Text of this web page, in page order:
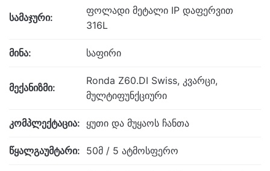
სამაჯური:
ფოლადი მეტალი IP დაფერვით
316L
მინა: საფირი
მექანიზმი:
Ronda Z60.DI Swiss, კვარცი,
მულტიფუნქციური
კომპლექტაცია: ყუთი და მუყაოს ჩანთა
წყალგაუმტარი: 50მ / 5 ატმოსფერო